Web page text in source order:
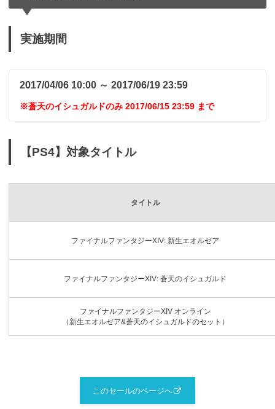
実施期間
2017/04/06 10:00 ～ 2017/06/19 23:59
※蒼天のイシュガルドのみ 2017/06/15 23:59 まで
【PS4】対象タイトル
タイトル
ファイナルファンタジーXIV: 新生エオルゼア
ファイナルファンタジーXIV: 蒼天のイシュガルド
ファイナルファンタジーXIV オンライン
（新生エオルゼア&蒼天のイシュガルドのセット）
このセールのページへ